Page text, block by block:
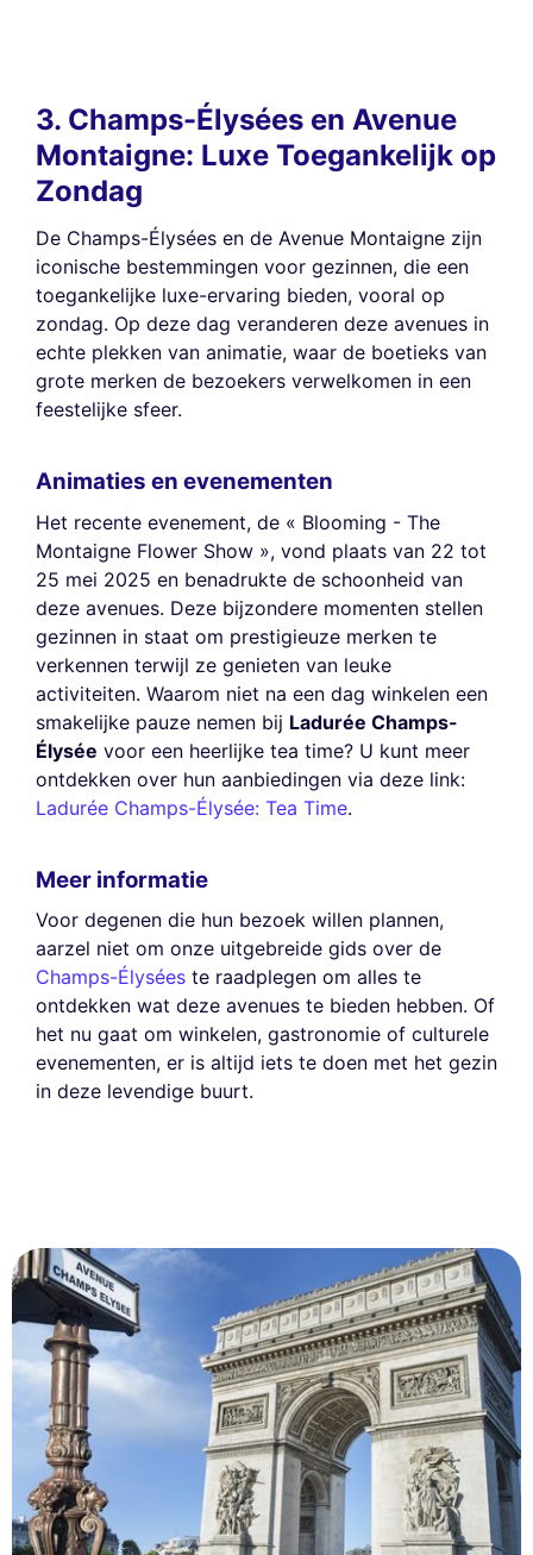
3. Champs-Élysées en Avenue
Montaigne: Luxe Toegankelijk op
Zondag
De Champs-Élysées en de Avenue Montaigne zijn
iconische bestemmingen voor gezinnen, die een
toegankelijke luxe-ervaring bieden, vooral op
zondag. Op deze dag veranderen deze avenues in
echte plekken van animatie, waar de boetieks van
grote merken de bezoekers verwelkomen in een
feestelijke sfeer.
Animaties en evenementen
Het recente evenement, de « Blooming - The
Montaigne Flower Show », vond plaats van 22 tot
25 mei 2025 en benadrukte de schoonheid van
deze avenues. Deze bijzondere momenten stellen
gezinnen in staat om prestigieuze merken te
verkennen terwijl ze genieten van leuke
activiteiten. Waarom niet na een dag winkelen een
smakelijke pauze nemen bij Ladurée Champs-
Élysée voor een heerlijke tea time? U kunt meer
ontdekken over hun aanbiedingen via deze link:
Ladurée Champs-Élysée: Tea Time.
Meer informatie
Voor degenen die hun bezoek willen plannen,
aarzel niet om onze uitgebreide gids over de
Champs-Élysées te raadplegen om alles te
ontdekken wat deze avenues te bieden hebben. Of
het nu gaat om winkelen, gastronomie of culturele
evenementen, er is altijd iets te doen met het gezin
in deze levendige buurt.